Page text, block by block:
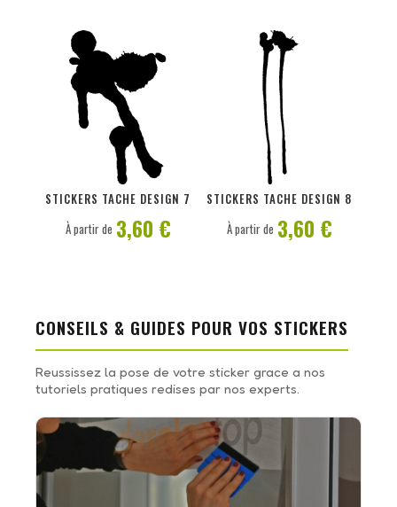
STICKERS TACHE DESIGN 7
PERSONNALISER
À partir de 3,60 €
STICKERS TACHE DESIGN 8
PERSONNALISER
À partir de 3,60 €
CONSEILS & GUIDES POUR VOS STICKERS
Reussissez la pose de votre sticker grace a nos
tutoriels pratiques redises par nos experts.